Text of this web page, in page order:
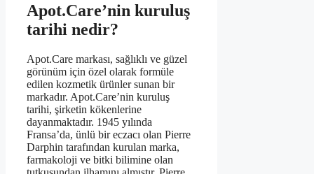
Apot.Care’nin kuruluş
tarihi nedir?
Apot.Care markası, sağlıklı ve güzel
görünüm için özel olarak formüle
edilen kozmetik ürünler sunan bir
markadır. Apot.Care’nin kuruluş
tarihi, şirketin kökenlerine
dayanmaktadır. 1945 yılında
Fransa’da, ünlü bir eczacı olan Pierre
Darphin tarafından kurulan marka,
farmakoloji ve bitki bilimine olan